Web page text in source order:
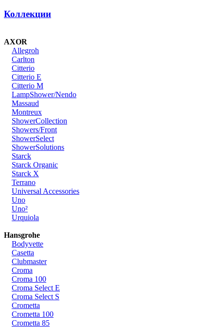
Коллекции
AXOR
Allegroh
Carlton
Citterio
Citterio E
Citterio M
LampShower/Nendo
Massaud
Montreux
ShowerCollection
Showers/Front
ShowerSelect
ShowerSolutions
Starck
Starck Organic
Starck X
Terrano
Universal Accessories
Uno
Uno²
Urquiola
Hansgrohe
Bodyvette
Casetta
Clubmaster
Croma
Croma 100
Croma Select E
Croma Select S
Crometta
Crometta 100
Crometta 85